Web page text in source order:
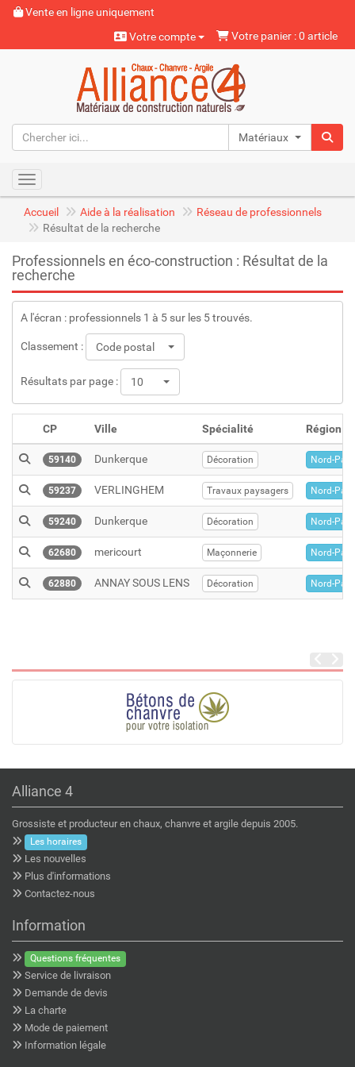
Vente en ligne uniquement
Votre compte
Votre panier : 0 article
Matériaux naturels
Toggle navigation
Accueil Aide à la réalisation
Réseau de professionnels
Résultat de la recherche
Professionnels en éco-construction : Résultat de la
recherche
A l'écran : professionnels 1 à 5 sur les 5 trouvés.
Classement : Code postal
Résultats par page : 10
CP Ville Spécialité Région
59140 Dunkerque Décoration Nord-
59237 VERLINGHEM Travaux paysagers Nord-
59240 Dunkerque Décoration Nord-
62680 mericourt Maçonnerie Nord-
62880 ANNAY SOUS LENS Décoration Nord-
Alliance 4
Grossiste et producteur en chaux, chanvre et argile depuis 2005.
Les horaires
Les nouvelles
Plus d'informations
Contactez-nous
Information
Questions fréquentes
Service de livraison
Demande de devis
La charte
Mode de paiement
Information légale